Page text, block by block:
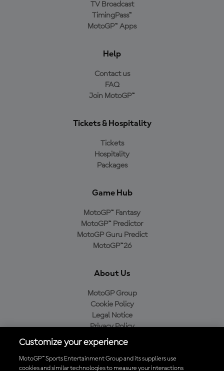
TV Broadcast
TimingPass™
MotoGP™ Apps
Help
Contact us
FAQ
Join MotoGP™
Tickets & Hospitality
Tickets
Hospitality
Packages
Game Hub
MotoGP™ Fantasy
MotoGP™ Predictor
MotoGP Guru Predict
MotoGP™26
About Us
MotoGP Group
Cookie Policy
Legal Notice
Privacy Policy
Purchase Policy
Customize your experience
MotoGP™ Sports Entertainment Group and its suppliers use
cookies and similar technologies to measure your interactions